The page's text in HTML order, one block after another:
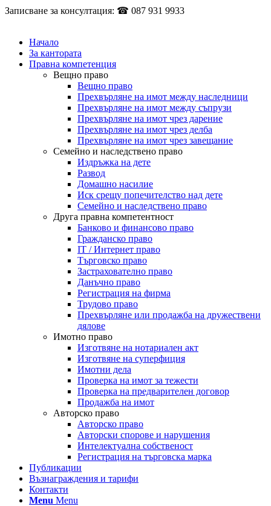
Записване за консултация: ☎ 087 931 9933
Начало
За кантората
Правна компетенция
Вещно право
Вещно право
Прехвърляне на имот между наследници
Прехвърляне на имот между съпрузи
Прехвърляне на имот чрез дарение
Прехвърляне на имот чрез делба
Прехвърляне на имот чрез завещание
Семейно и наследствено право
Издръжка на дете
Развод
Домашно насилие
Иск срещу попечителство над дете
Семейно и наследствено право
Друга правна компетентност
Банково и финансово право
Гражданско право
IT / Интернет право
Търговско право
Застрахователно право
Данъчно право
Регистрация на фирма
Трудово право
Прехвърляне или продажба на дружествени
дялове
Имотно право
Изготвяне на нотариален акт
Изготвяне на суперфиция
Имотни дела
Проверка на имот за тежести
Проверка на предварителен договор
Продажба на имот
Авторско право
Авторско право
Авторски спорове и нарушения
Интелектуална собственост
Регистрация на търговска марка
Публикации
Възнаграждения и тарифи
Контакти
Menu Menu